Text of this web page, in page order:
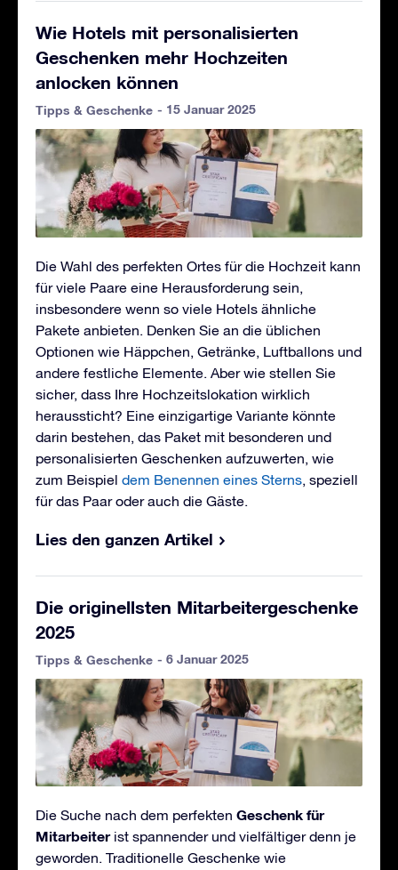
Wie Hotels mit personalisierten
Geschenken mehr Hochzeiten
anlocken können
Tipps & Geschenke - 15 Januar 2025
Die Wahl des perfekten Ortes für die Hochzeit kann
für viele Paare eine Herausforderung sein,
insbesondere wenn so viele Hotels ähnliche
Pakete anbieten. Denken Sie an die üblichen
Optionen wie Häppchen, Getränke, Luftballons und
andere festliche Elemente. Aber wie stellen Sie
sicher, dass Ihre Hochzeitslokation wirklich
heraussticht? Eine einzigartige Variante könnte
darin bestehen, das Paket mit besonderen und
personalisierten Geschenken aufzuwerten, wie
zum Beispiel dem Benennen eines Sterns, speziell
für das Paar oder auch die Gäste.
Lies den ganzen Artikel
Die originellsten Mitarbeitergeschenke
2025
Tipps & Geschenke - 6 Januar 2025
Die Suche nach dem perfekten Geschenk für
Mitarbeiterist spannender und vielfältiger denn je
geworden. Traditionelle Geschenke wie